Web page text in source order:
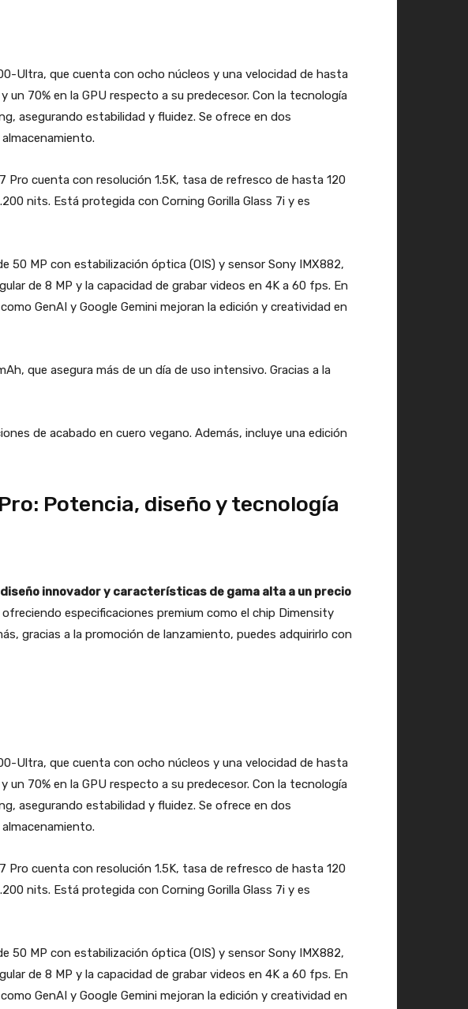
Ultra, que cuenta con ocho núcleos y una velocidad de hasta
70% en la GPU respecto a su predecesor. Con la tecnología
asegurando estabilidad y fluidez. Se ofrece en dos
Pro cuenta con resolución 1.5K, tasa de refresco de hasta 120
nits. Está protegida con Corning Gorilla Glass 7i y es
50 MP con estabilización óptica (OIS) y sensor Sony IMX882,
de 8 MP y la capacidad de grabar videos en 4K a 60 fps. En
GenAI y Google Gemini mejoran la edición y creatividad en
que asegura más de un día de uso intensivo. Gracias a la
de acabado en cuero vegano. Además, incluye una edición
Potencia, diseño y tecnología
innovador y características de gama alta a un precio
especificaciones premium como el chip Dimensity
gracias a la promoción de lanzamiento, puedes adquirirlo con
Ultra, que cuenta con ocho núcleos y una velocidad de hasta
70% en la GPU respecto a su predecesor. Con la tecnología
asegurando estabilidad y fluidez. Se ofrece en dos
Pro cuenta con resolución 1.5K, tasa de refresco de hasta 120
nits. Está protegida con Corning Gorilla Glass 7i y es
50 MP con estabilización óptica (OIS) y sensor Sony IMX882,
de 8 MP y la capacidad de grabar videos en 4K a 60 fps. En
GenAI y Google Gemini mejoran la edición y creatividad en